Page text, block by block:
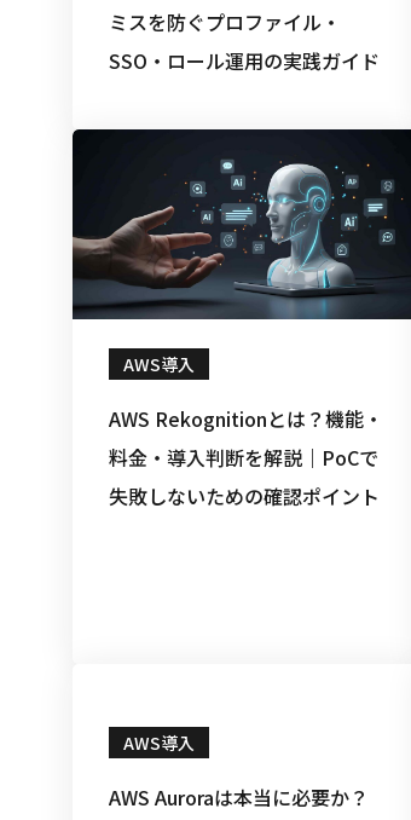
ミスを防ぐプロファイル・
SSO・ロール運用の実践ガイド
AWS導入
AWS Rekognitionとは？機能・
料金・導入判断を解説｜PoCで
失敗しないための確認ポイント
AWS導入
AWS Auroraは本当に必要か？